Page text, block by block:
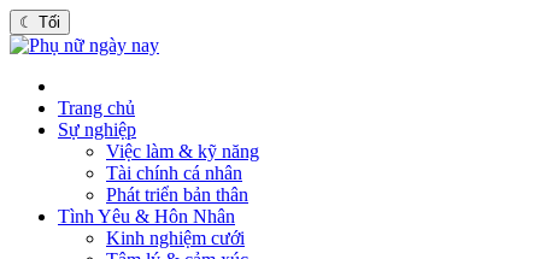
☾ Tối
Trang chủ
Sự nghiệp
Việc làm & kỹ năng
Tài chính cá nhân
Phát triển bản thân
Tình Yêu & Hôn Nhân
Kinh nghiệm cưới